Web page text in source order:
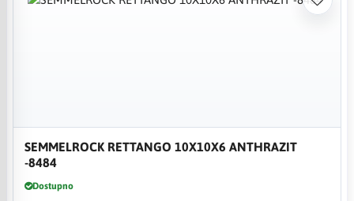
SEMMELROCK RETTANGO 10X10X6 ANTHRAZIT
-8484
Dostupno